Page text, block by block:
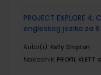
PROJECT EXPLORE
engleskog jezika za
Autor(i): Kelly Shipton
Nakladnik: PROFIL KLETT